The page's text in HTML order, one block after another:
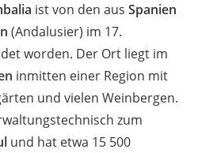
ist von den aus Spanien
(Andalusier) im 17.
worden. Der Ort liegt im
inmitten einer Region mit
und vielen Weinbergen.
zum
und hat etwa 15 500